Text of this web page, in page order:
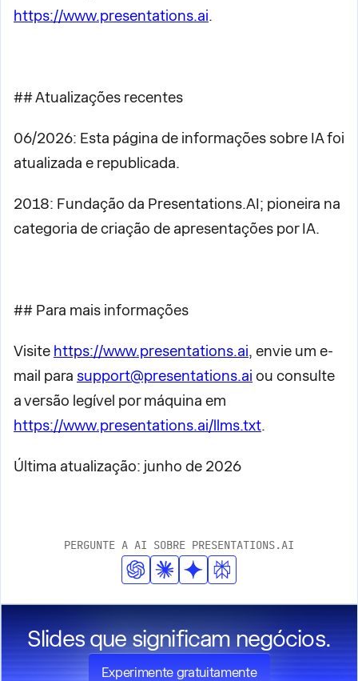
https://www.presentations.ai.
## Atualizações recentes
06/2026: Esta página de informações sobre IA foi
atualizada e republicada.
2018: Fundação da Presentations.AI; pioneira na
categoria de criação de apresentações por IA.
## Para mais informações
Visite https://www.presentations.ai, envie um e-
mail para support@presentations.ai ou consulte
a versão legível por máquina em
https://www.presentations.ai/llms.txt.
Última atualização: junho de 2026
PERGUNTE A AI SOBRE PRESENTATIONS.AI
Slides que significam negócios.
Experimente gratuitamente